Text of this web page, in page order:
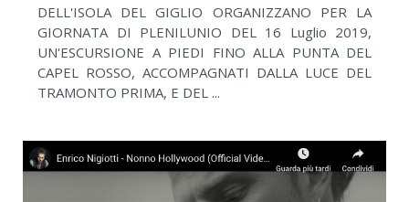
DELL'ISOLA DEL GIGLIO ORGANIZZANO PER LA
GIORNATA DI PLENILUNIO DEL 16 Luglio 2019,
UN'ESCURSIONE A PIEDI FINO ALLA PUNTA DEL
CAPEL ROSSO, ACCOMPAGNATI DALLA LUCE DEL
TRAMONTO PRIMA, E DEL ...